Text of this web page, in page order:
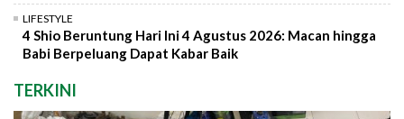
LIFESTYLE
4 Shio Beruntung Hari Ini 4 Agustus 2026: Macan hingga
Babi Berpeluang Dapat Kabar Baik
TERKINI